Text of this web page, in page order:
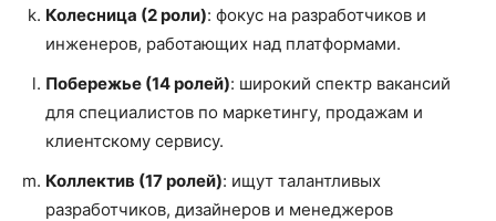
Колесница (2 роли): фокус на разработчиков и
инженеров, работающих над платформами.
Побережье (14 ролей): широкий спектр вакансий
для специалистов по маркетингу, продажам и
клиентскому сервису.
Коллектив (17 ролей): ищут талантливых
разработчиков, дизайнеров и менеджеров